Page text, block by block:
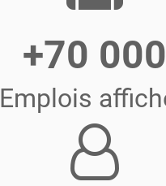
+70 000
Emplois